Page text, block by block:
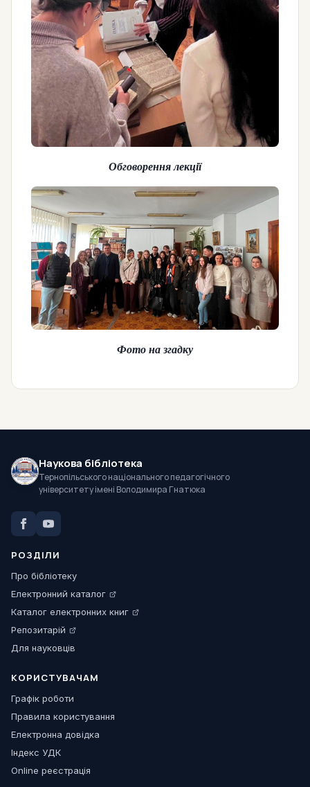
Обговорення лекції
Фото на згадку
Наукова бібліотека
Тернопільського національного педагогічного
університету імені Володимира Гнатюка
РОЗДІЛИ
Про бібліотеку
Електронний каталог
Каталог електронних книг
Репозитарій
Для науковців
КОРИСТУВАЧАМ
Графік роботи
Правила користування
Електронна довідка
Індекс УДК
Online реєстрація